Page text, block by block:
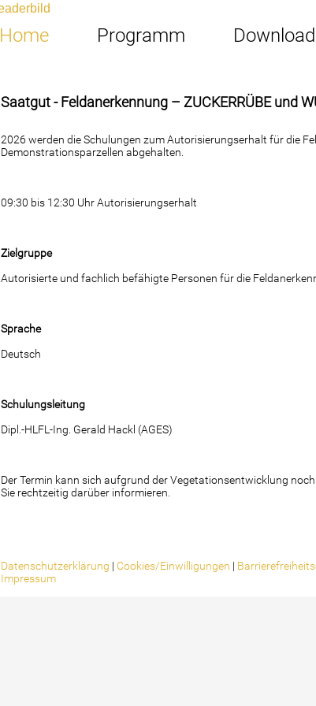
Home Programm
Saatgut - Feldanerkennung – ZUCKERRÜBE und
2026 werden die Schulungen zum Autorisierungserhalt für die
Demonstrationsparzellen abgehalten.
09:30 bis 12:30 Uhr Autorisierungserhalt
Zielgruppe
Autorisierte und fachlich befähigte Personen für die
Sprache
Deutsch
Schulungsleitung
Dipl.-HLFL-Ing. Gerald Hackl (AGES)
Der Termin kann sich aufgrund der Vegetationsentwicklung
Sie rechtzeitig darüber informieren.
Datenschutzerklärung | Cookies/Einwilligungen |
Impressum